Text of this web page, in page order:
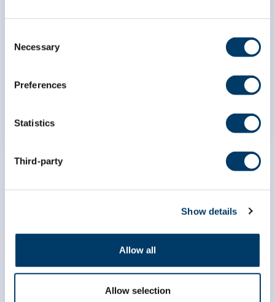
Selection
Necessary
Preferences
Statistics
Third-party
Show details
Allow all
Allow selection
Prédire les décès à domicile des
Abonnez-vous à notre
infolettre